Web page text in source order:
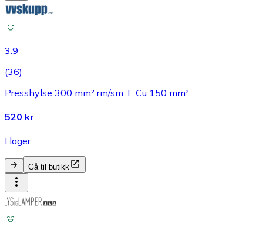
3.9
(36)
Presshylse 300 mm² rm/sm T. Cu 150 mm²
520 kr
I lager
Gå til butikk